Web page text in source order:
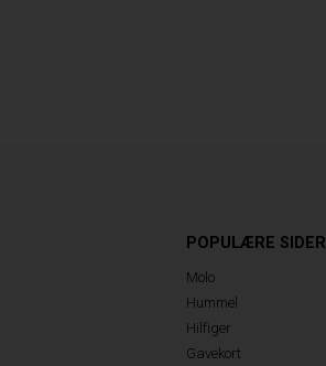
POPULÆRE SIDER
Molo
Hummel
Hilfiger
Gavekort